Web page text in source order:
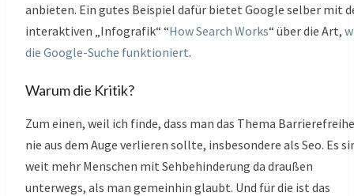
anbieten. Ein gutes Beispiel dafür bietet Google selber mit
interaktiven „Infografik“ “How Search Works“ über die Art,
die Google-Suche funktioniert.
Warum die Kritik?
Zum einen, weil ich finde, dass man das Thema
nie aus dem Auge verlieren sollte, insbesondere als Seo. Es
weit mehr Menschen mit Sehbehinderung da draußen
unterwegs, als man gemeinhin glaubt. Und für die ist das